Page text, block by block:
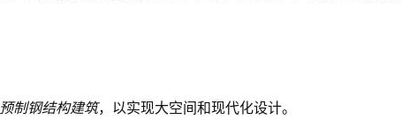
预制钢结构建筑，以实现大空间和现代化设计。